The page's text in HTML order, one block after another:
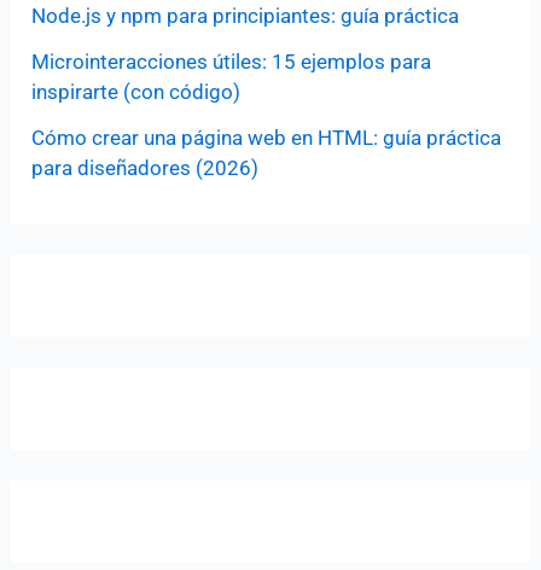
Node.js y npm para principiantes: guía práctica
Microinteracciones útiles: 15 ejemplos para
inspirarte (con código)
Cómo crear una página web en HTML: guía práctica
para diseñadores (2026)